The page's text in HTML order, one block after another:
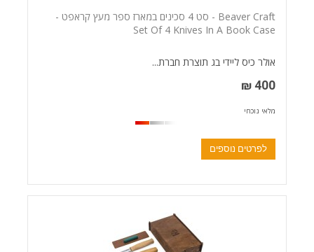
Beaver Craft - סט 4 סכינים במארז ספר מעץ קראפט -
Set Of 4 Knives In A Book Case
אולר כיס ליידי בג תוצרת חברת...
400 ₪
מלאי נוכחי
לפרטים נוספים